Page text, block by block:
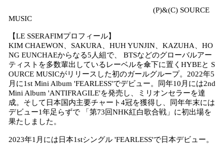
(P)&(C) SOURCE
MUSIC
【LE SSERAFIMプロフィール】
KIM CHAEWON、SAKURA、HUH YUNJIN、KAZUHA、HO
NG EUNCHAEからなる5人組で、 BTSなどのグローバルアー
ティストを多数輩出しているレーベルを傘下に置くHYBEと S
OURCE MUSICがリリースした初のガールグループ。2022年5
月に1st Mini Album 'FEARLESS'でデビュー。同年10月には2nd
Mini Album 'ANTIFRAGILE'を発売し、ミリオンセラーを達
成。そして日本国内主要チャート4冠を獲得し、同年年末には
デビュー1年足らずで 「第73回NHK紅白歌合戦」に初出場を
果たしました。
2023年1月には日本1stシングル 'FEARLESS'で日本デビュー。